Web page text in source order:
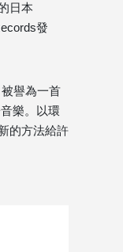
日本
發
被譽為一首
樂。以環
的方法給許